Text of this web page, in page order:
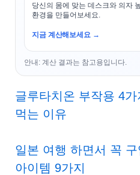
당신의 몸에 맞는 데스크와 의자
환경을 만들어보세요.
지금 계산해보세요 →
안내: 계산 결과는 참고용입니다.
글루타치온 부작용 4
먹는 이유
일본 여행 하면서 꼭
아이템 9가지